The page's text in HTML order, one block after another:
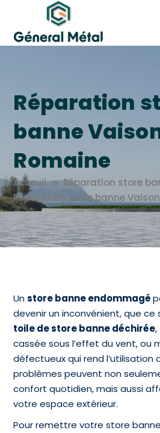
Réparation
banne
Romaine
Acceuil
Réparation store
Réparation store banne
Unstore banne endommagé
devenir un inconvénient, que ce
toile de store banne déchirée
cassée sous l’effet du vent, ou
défectueux qui rend l’utilisation
problèmes peuvent non
confort quotidien, mais aussi
votre espace extérieur.
Pour remettre votre store